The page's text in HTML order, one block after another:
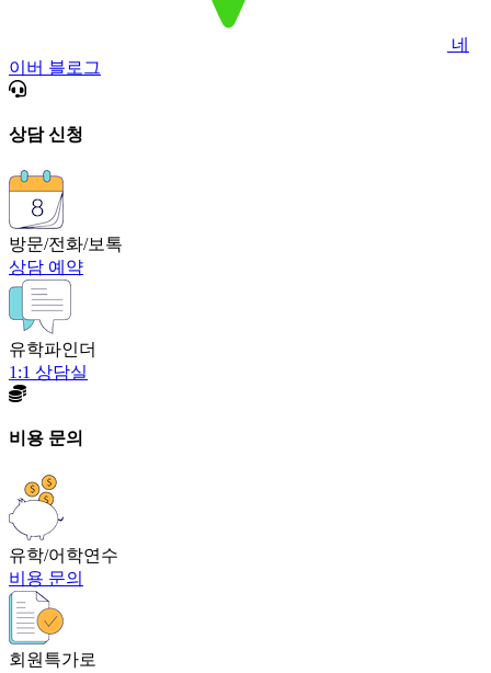
네
이버 블로그
상담 신청
방문/전화/보톡
상담 예약
유학파인더
1:1 상담실
비용 문의
유학/어학연수
비용 문의
회원특가로